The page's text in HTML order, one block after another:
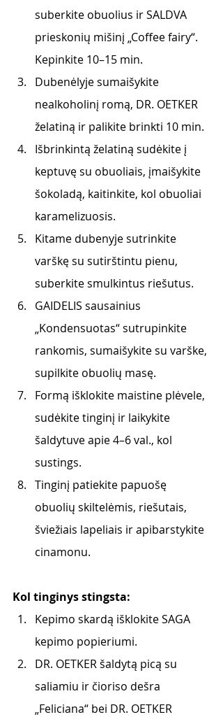
suberkite obuolius ir SALDVA
prieskonių mišinį „Coffee fairy“.
Kepinkite 10–15 min.
Dubenėlyje sumaišykite
nealkoholinį romą, DR. OETKER
želatiną ir palikite brinkti 10 min.
Išbrinkintą želatiną sudėkite į
keptuvę su obuoliais, įmaišykite
šokoladą, kaitinkite, kol obuoliai
karamelizuosis.
Kitame dubenyje sutrinkite
varškę su sutirštintu pienu,
suberkite smulkintus riešutus.
GAIDELIS sausainius
„Kondensuotas“ sutrupinkite
rankomis, sumaišykite su varške,
supilkite obuolių masę.
Formą išklokite maistine plėvele,
sudėkite tinginį ir laikykite
šaldytuve apie 4–6 val., kol
sustings.
Tinginį patiekite papuošę
obuolių skiltelėmis, riešutais,
šviežiais lapeliais ir apibarstykite
cinamonu.
Kol tinginys stingsta:
Kepimo skardą išklokite SAGA
kepimo popieriumi.
DR. OETKER šaldytą picą su
saliamiu ir čioriso dešra
„Feliciana“ bei DR. OETKER